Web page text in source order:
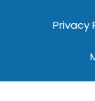
Privacy